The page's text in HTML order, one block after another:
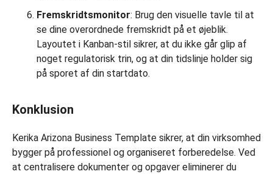
Fremskridtsmonitor: Brug den visuelle tavle til at
se dine overordnede fremskridt på et øjeblik.
Layoutet i Kanban-stil sikrer, at du ikke går glip af
noget regulatorisk trin, og at din tidslinje holder sig
på sporet af din startdato.
Konklusion
Kerika Arizona Business Template sikrer, at din virksomhed
bygger på professionel og organiseret forberedelse. Ved
at centralisere dokumenter og opgaver eliminerer du